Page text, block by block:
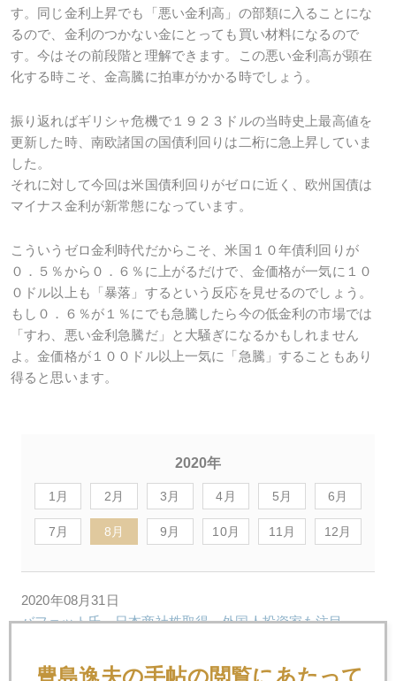
す。同じ金利上昇でも「悪い金利高」の部類に入ることにな
るので、金利のつかない金にとっても買い材料になるので
す。今はその前段階と理解できます。この悪い金利高が顕在
化する時こそ、金高騰に拍車がかかる時でしょう。
振り返ればギリシャ危機で１９２３ドルの当時史上最高値を
更新した時、南欧諸国の国債利回りは二桁に急上昇していま
した。
それに対して今回は米国債利回りがゼロに近く、欧州国債は
マイナス金利が新常態になっています。
こういうゼロ金利時代だからこそ、米国１０年債利回りが
０．５％から０．６％に上がるだけで、金価格が一気に１０
０ドル以上も「暴落」するという反応を見せるのでしょう。
もし０．６％が１％にでも急騰したら今の低金利の市場では
「すわ、悪い金利急騰だ」と大騒ぎになるかもしれません
よ。金価格が１００ドル以上一気に「急騰」することもあり
得ると思います。
2020年
1月 2月 3月 4月 5月 6月
7月 8月 9月 10月 11月 12月
2020年08月31日
バフェット氏、日本商社株取得、外国人投資家も注目
豊島逸夫の手帖の閲覧にあたって